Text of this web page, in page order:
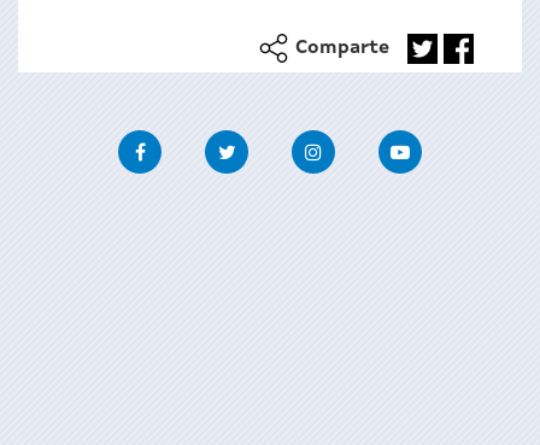
Comparte
FacebookTwitter InstagramYoutube